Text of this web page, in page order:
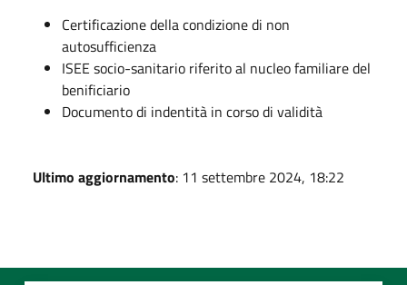
Certificazione della condizione di non
autosufficienza
ISEE socio-sanitario riferito al nucleo familiare del
benificiario
Documento di indentità in corso di validità
Ultimo aggiornamento: 11 settembre 2024, 18:22